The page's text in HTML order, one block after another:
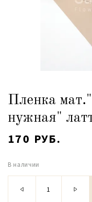
Пленка
нужная"
170 РУБ.
В наличии